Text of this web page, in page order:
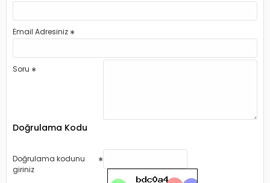
Email Adresiniz
Soru
Doğrulama Kodu
Doğrulama kodunu
giriniz